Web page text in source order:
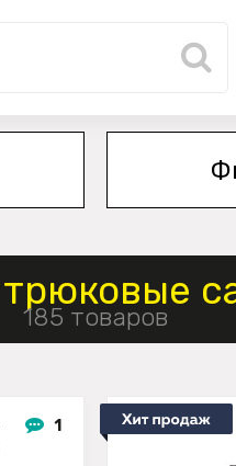
185 товаров
1